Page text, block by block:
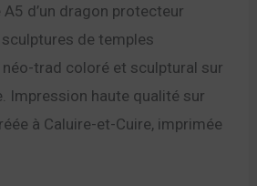
d’un dragon protecteur
de temples
trad coloré et sculptural sur
Impression haute qualité sur
à Caluire-et-Cuire, imprimée